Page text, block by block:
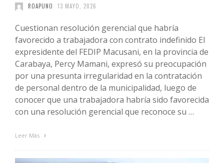
ROAPUNO 13 MAYO, 2026
Cuestionan resolución gerencial que habría
favorecido a trabajadora con contrato indefinido El
expresidente del FEDIP Macusani, en la provincia de
Carabaya, Percy Mamani, expresó su preocupación
por una presunta irregularidad en la contratación
de personal dentro de la municipalidad, luego de
conocer que una trabajadora habría sido favorecida
con una resolución gerencial que reconoce su …
Leer Más